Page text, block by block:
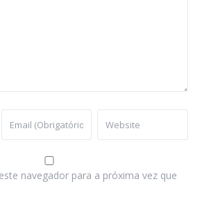
navegador para a próxima vez que